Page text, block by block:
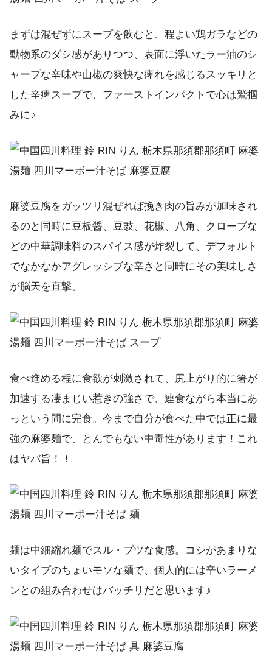
まずは混ぜずにスープを飲むと、程よい鶏ガラなどの
動物系のダシ感がありつつ、表面に浮いたラー油のシ
ャープな辛味や山椒の爽快な痺れを感じるスッキリと
した辛痺スープで、ファーストインパクトで心は鷲掴
みに♪
麻婆豆腐をガッツリ混ぜれば挽き肉の旨みが加味され
るのと同時に豆板醤、豆豉、花椒、八角、クローブな
どの中華調味料のスパイス感が炸裂して、デフォルト
でなかなかアグレッシブな辛さと同時にその美味しさ
が脳天を直撃。
食べ進める程に食欲が刺激されて、尻上がり的に箸が
加速する凄まじい惹きの強さで、連食ながら本当にあ
っという間に完食。今まで自分が食べた中では正に最
強の麻婆麺で、とんでもない中毒性があります！これ
はヤバ旨！！
麺は中細縮れ麺でスル・プツな食感。コシがあまりな
いタイプのちょいモソな麺で、個人的には辛いラーメ
ンとの組み合わせはバッチリだと思います♪